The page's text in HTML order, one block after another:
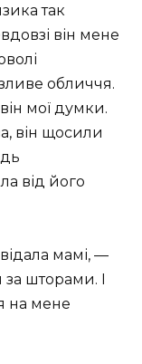
так
він мене
обличчя.
мої думки.
він щосили
від його
мамі, —
за шторами. І
на мене